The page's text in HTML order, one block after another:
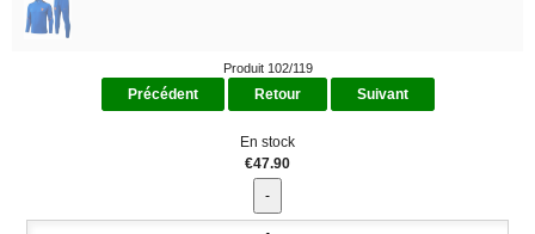
Produit 102/119
Précédent Retour Suivant
En stock
€47.90